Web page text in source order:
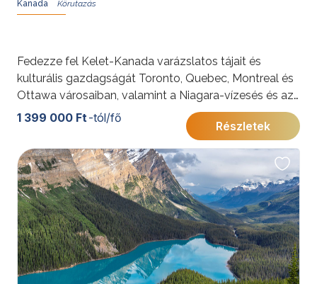
Kanada
Fedezze fel Kelet-Kanada varázslatos tájait és
kulturális gazdagságát Toronto, Quebec, Montreal és
Ottawa városaiban, valamint a Niagara-vízesés és az
Ezer-szigetek lenyűgöző látványában. Egyedülálló
élmény várja a modern nagyvárosok és a természeti
csodák találkozásánál!
További érdekességekért Kanadáról kattintson ide
1 399 000 Ft -tól/fő
Részletek